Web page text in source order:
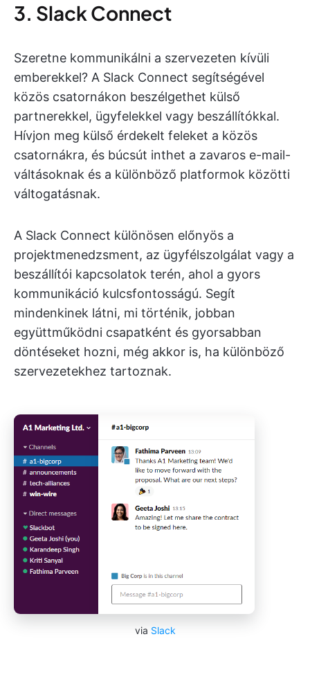
3. Slack Connect
Szeretne kommunikálni a szervezeten kívüli
emberekkel? A Slack Connect segítségével
közös csatornákon beszélgethet külső
partnerekkel, ügyfelekkel vagy beszállítókkal.
Hívjon meg külső érdekelt feleket a közös
csatornákra, és búcsút inthet a zavaros e-mail-
váltásoknak és a különböző platformok közötti
váltogatásnak.
A Slack Connect különösen előnyös a
projektmenedzsment, az ügyfélszolgálat vagy a
beszállítói kapcsolatok terén, ahol a gyors
kommunikáció kulcsfontosságú. Segít
mindenkinek látni, mi történik, jobban
együttműködni csapatként és gyorsabban
döntéseket hozni, még akkor is, ha különböző
szervezetekhez tartoznak.
via Slack